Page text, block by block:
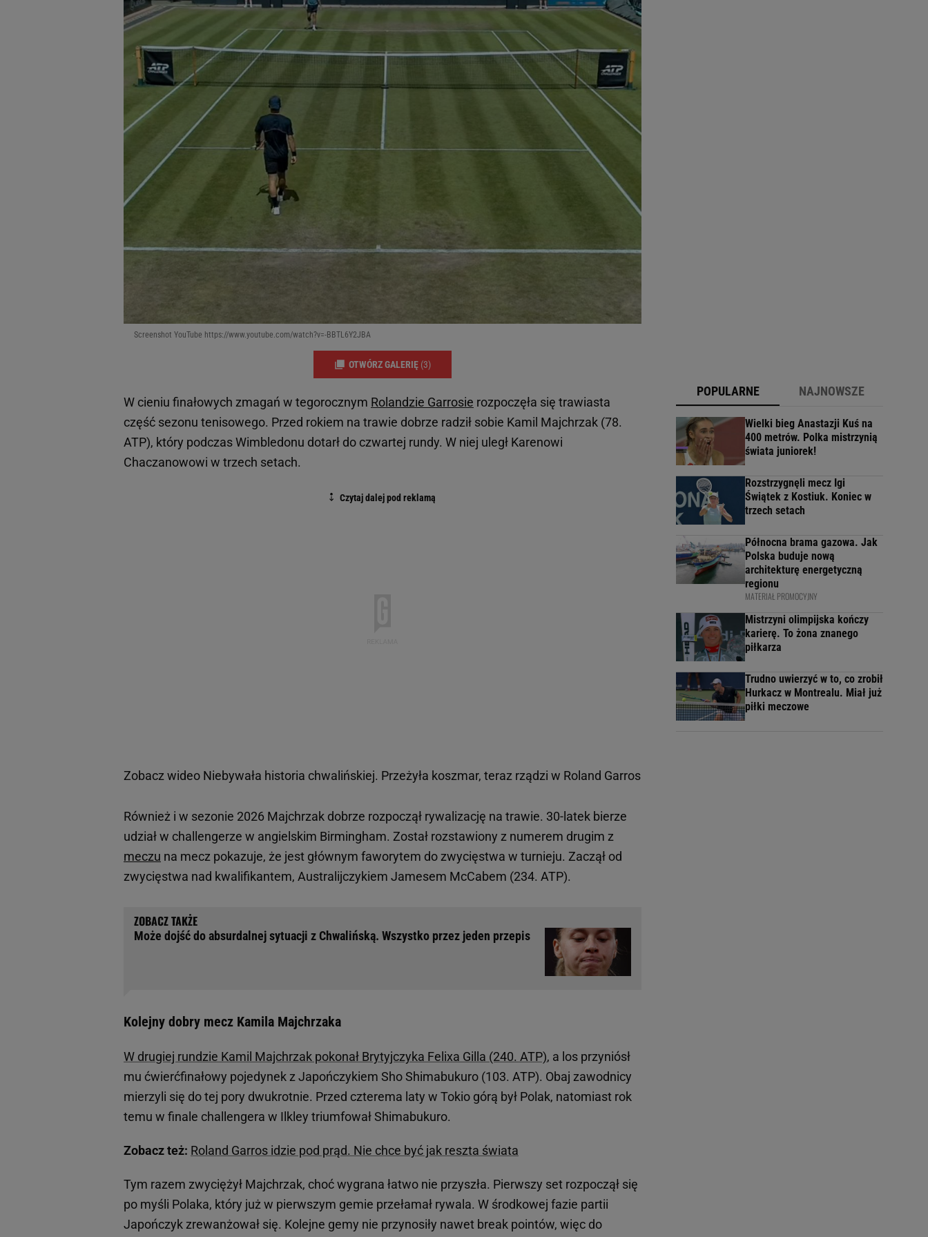
Screenshot YouTube https://www.youtube.com/watch?v=-BBTL6Y2JBA
OTWÓRZ GALERIĘ (3)
W cieniu finałowych zmagań w tegorocznym Rolandzie Garrosie rozpoczęła się trawiasta
część sezonu tenisowego. Przed rokiem na trawie dobrze radził sobie Kamil Majchrzak (78.
ATP), który podczas Wimbledonu dotarł do czwartej rundy. W niej uległ Karenowi
Chaczanowowi w trzech setach.
Zobacz wideo Niebywała historia chwalińskiej. Przeżyła koszmar, teraz rządzi w Roland Garros
Również i w sezonie 2026 Majchrzak dobrze rozpoczął rywalizację na trawie. 30-latek bierze
udział w challengerze w angielskim Birmingham. Został rozstawiony z numerem drugim z
meczu na mecz pokazuje, że jest głównym faworytem do zwycięstwa w turnieju. Zaczął od
zwycięstwa nad kwalifikantem, Australijczykiem Jamesem McCabem (234. ATP).
Może dojść do absurdalnej sytuacji z Chwalińską. Wszystko przez jeden przepis
Kolejny dobry mecz Kamila Majchrzaka
W drugiej rundzie Kamil Majchrzak pokonał Brytyjczyka Felixa Gilla (240. ATP), a los przyniósł
mu ćwierćfinałowy pojedynek z Japończykiem Sho Shimabukuro (103. ATP). Obaj zawodnicy
mierzyli się do tej pory dwukrotnie. Przed czterema laty w Tokio górą był Polak, natomiast rok
temu w finale challengera w Ilkley triumfował Shimabukuro.
Zobacz też: Roland Garros idzie pod prąd. Nie chce być jak reszta świata
Tym razem zwyciężył Majchrzak, choć wygrana łatwo nie przyszła. Pierwszy set rozpoczął się
po myśli Polaka, który już w pierwszym gemie przełamał rywala. W środkowej fazie partii
Japończyk zrewanżował się. Kolejne gemy nie przynosiły nawet break pointów, więc do
POPULARNE NAJNOWSZE
Wielki bieg Anastazji Kuś na
400 metrów. Polka mistrzynią
świata juniorek!
Rozstrzygnęli mecz Igi
Świątek z Kostiuk. Koniec w
trzech setach
Północna brama gazowa. Jak
Polska buduje nową
architekturę energetyczną
regionu
MATERIAŁ PROMOCYJNY
Mistrzyni olimpijska kończy
karierę. To żona znanego
piłkarza
Trudno uwierzyć w to, co zrobił
Hurkacz w Montrealu. Miał już
piłki meczowe